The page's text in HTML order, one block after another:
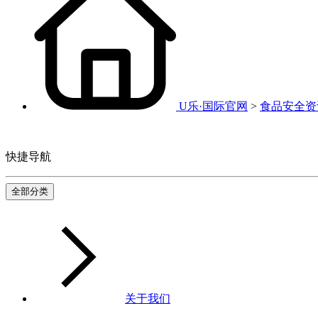
U乐·国际官网 > 食品安全
快捷导航
全部分类
关于我们